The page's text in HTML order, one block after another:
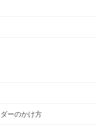
ーのかけ方